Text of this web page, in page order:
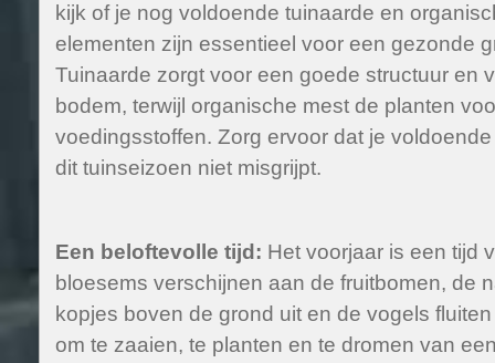
kijk of je nog voldoende tuinaarde en
elementen zijn essentieel voor een gezonde
Tuinaarde zorgt voor een goede structuur en
bodem, terwijl organische mest de planten
voedingsstoffen. Zorg ervoor dat je
dit tuinseizoen niet misgrijpt.
Een beloftevolle tijd: Het voorjaar is een tijd
bloesems verschijnen aan de fruitbomen, de
kopjes boven de grond uit en de vogels
om te zaaien, te planten en te dromen van